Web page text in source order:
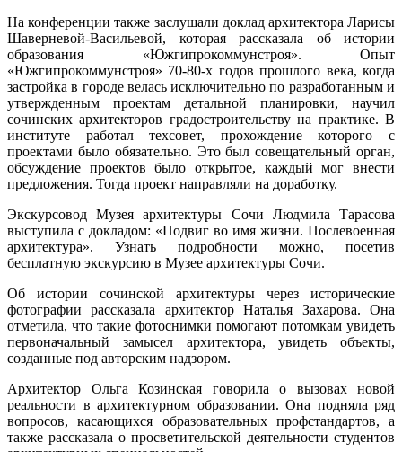
На конференции также заслушали доклад архитектора Ларисы
Шаверневой-Васильевой, которая рассказала об истории
образования «Южгипрокоммунстроя». Опыт
«Южгипрокоммунстроя» 70-80-х годов прошлого века, когда
застройка в городе велась исключительно по разработанным и
утвержденным проектам детальной планировки, научил
сочинских архитекторов градостроительству на практике. В
институте работал техсовет, прохождение которого с
проектами было обязательно. Это был совещательный орган,
обсуждение проектов было открытое, каждый мог внести
предложения. Тогда проект направляли на доработку.
Экскурсовод Музея архитектуры Сочи Людмила Тарасова
выступила с докладом: «Подвиг во имя жизни. Послевоенная
архитектура». Узнать подробности можно, посетив
бесплатную экскурсию в Музее архитектуры Сочи.
Об истории сочинской архитектуры через исторические
фотографии рассказала архитектор Наталья Захарова. Она
отметила, что такие фотоснимки помогают потомкам увидеть
первоначальный замысел архитектора, увидеть объекты,
созданные под авторским надзором.
Архитектор Ольга Козинская говорила о вызовах новой
реальности в архитектурном образовании. Она подняла ряд
вопросов, касающихся образовательных профстандартов, а
также рассказала о просветительской деятельности студентов